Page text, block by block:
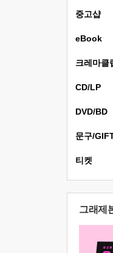
중고샵
eBook
크레마클
CD/LP
DVD/BD
문구/
티켓
그래제